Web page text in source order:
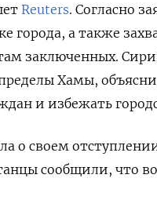
Reuters. Согласно
города, а также
заключенных.
Хамы,
и избежать
о своем
сообщили, что